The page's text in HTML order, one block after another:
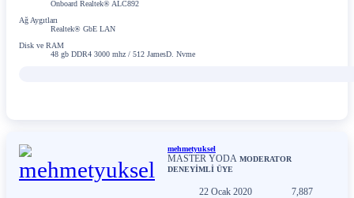
Onboard Realtek® ALC892
Ağ Aygıtları
Realtek® GbE LAN
Disk ve RAM
48 gb DDR4 3000 mhz / 512 JamesD. Nvme
mehmetyuksel
MASTER YODA MODERATOR
DENEYİMLİ ÜYE
22 Ocak 2020 7,887